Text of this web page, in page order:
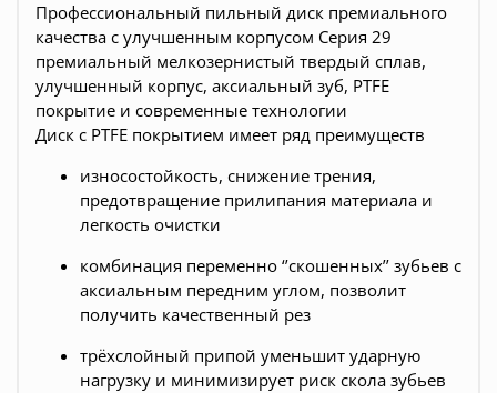
Профессиональный пильный диск премиального
качества c улучшенным корпусом Серия 29
премиальный мелкозернистый твердый сплав,
улучшенный корпус, аксиальный зуб, PTFE
покрытие и современные технологии
Диск с PTFE покрытием имеет ряд преимуществ
износостойкость, снижение трения,
предотвращение прилипания материала и
легкость очистки
комбинация переменно ‘’скошенных’’ зубьев с
аксиальным передним углом, позволит
получить качественный рез
трёхслойный припой уменьшит ударную
нагрузку и минимизирует риск скола зубьев